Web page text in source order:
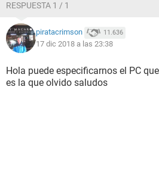
RESPUESTA 1 / 1
piratacrimson 11.636
17 dic 2018 a las 23:38
Hola puede especificarnos el PC
es la que olvido saludos